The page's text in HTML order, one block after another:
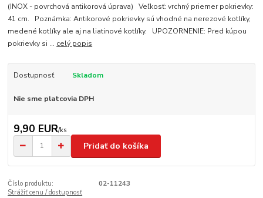
(INOX - povrchová antikorová úprava) Veľkosť: vrchný priemer pokrievky:
41 cm. Poznámka: Antikorové pokrievky sú vhodné na nerezové kotlíky,
medené kotlíky ale aj na liatinové kotlíky. UPOZORNENIE: Pred kúpou
pokrievky si ... celý popis
Dostupnosť Skladom
Nie sme platcovia DPH
9,90 EUR/ks
Pridať do košíka
Číslo produktu:
02-11243
Strážiť cenu / dostupnosť